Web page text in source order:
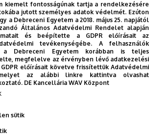
Adatvédelem
Adatvédelem
Szerzői jog © 2026 Unideb
kiemelt fontosságúnak tartja a rendelkezésére
jutott személyes adatok védelmét. Ezúton
a Debreceni Egyetem a 2018. május 25. napjától
Általános Adatvédelmi Rendelet alapján
és beépítette a GDPR előírásait az
tevékenységébe. A felhasználók
a Debreceni Egyetem korábban is teljes
megfelelve az érvényben lévő adatkezelési
GDPR előírásait követve frissítettük Adatvédelmi
az alábbi linkre kattintva olvashat
DE Kancellária WAV Központ
sütik